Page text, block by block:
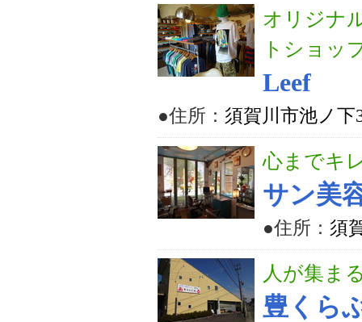
オリジナ
トショッ
Leef
●住所： 須賀川市池ノ下
心までキ
サン美
●住所： 須
人が集ま
豊くら